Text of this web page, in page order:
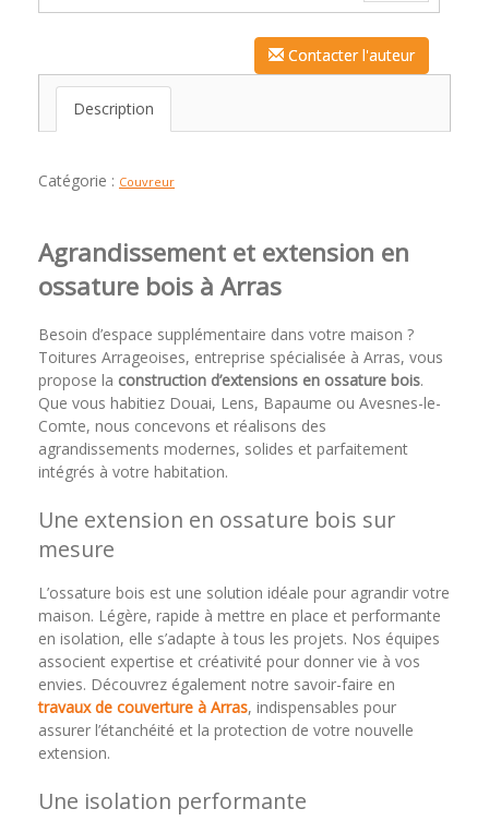
Contacter l'auteur
Description
Catégorie : Couvreur
Agrandissement et extension en
ossature bois à Arras
Besoin d’espace supplémentaire dans votre maison ?
Toitures Arrageoises, entreprise spécialisée à Arras, vous
propose la construction d’extensions en ossature bois.
Que vous habitiez Douai, Lens, Bapaume ou Avesnes-le-
Comte, nous concevons et réalisons des
agrandissements modernes, solides et parfaitement
intégrés à votre habitation.
Une extension en ossature bois sur
mesure
L’ossature bois est une solution idéale pour agrandir votre
maison. Légère, rapide à mettre en place et performante
en isolation, elle s’adapte à tous les projets. Nos équipes
associent expertise et créativité pour donner vie à vos
envies. Découvrez également notre savoir-faire en
travaux de couverture à Arras, indispensables pour
assurer l’étanchéité et la protection de votre nouvelle
extension.
Une isolation performante